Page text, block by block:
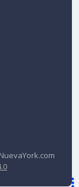
NuevaYork.com